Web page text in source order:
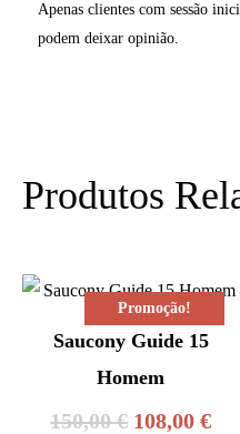
Apenas clientes com sessão
podem deixar opinião.
Produtos
Promoção!
Saucony Guide 15
Homem
150,00€ O
108,00€O